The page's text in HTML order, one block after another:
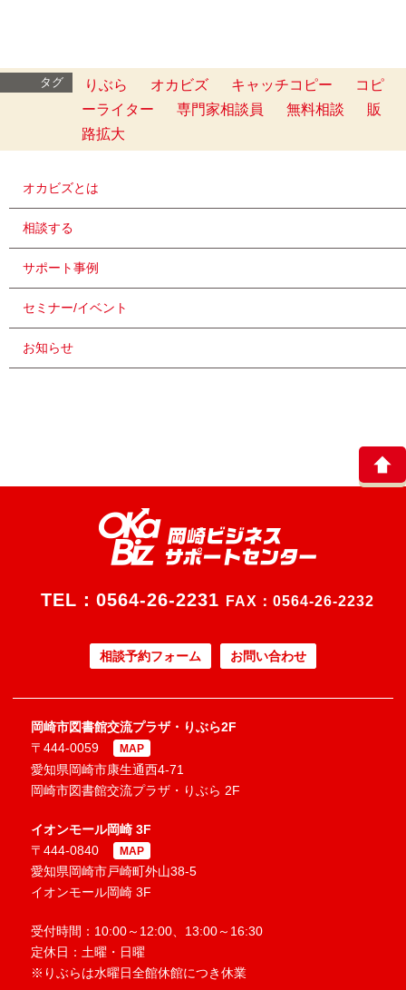
タグ りぶら オカビズ キャッチコピー
コピ
ーライター
専門家相談員 無料相談
販
路拡大
オカビズとは
相談する
サポート事例
セミナー/イベント
お知らせ
TEL： 0564-26-2231 FAX：0564-26-2232
相談予約フォーム お問い合わせ
岡崎市図書館交流プラザ・りぶら2F
〒444-0059
MAP
愛知県岡崎市康生通西4-71
岡崎市図書館交流プラザ・りぶら 2F
イオンモール岡崎 3F
〒444-0840
MAP
愛知県岡崎市戸崎町外山38-5
イオンモール岡崎 3F
受付時間：10:00～12:00、13:00～16:30
定休日：土曜・日曜
※りぶらは水曜日全館休館につき休業